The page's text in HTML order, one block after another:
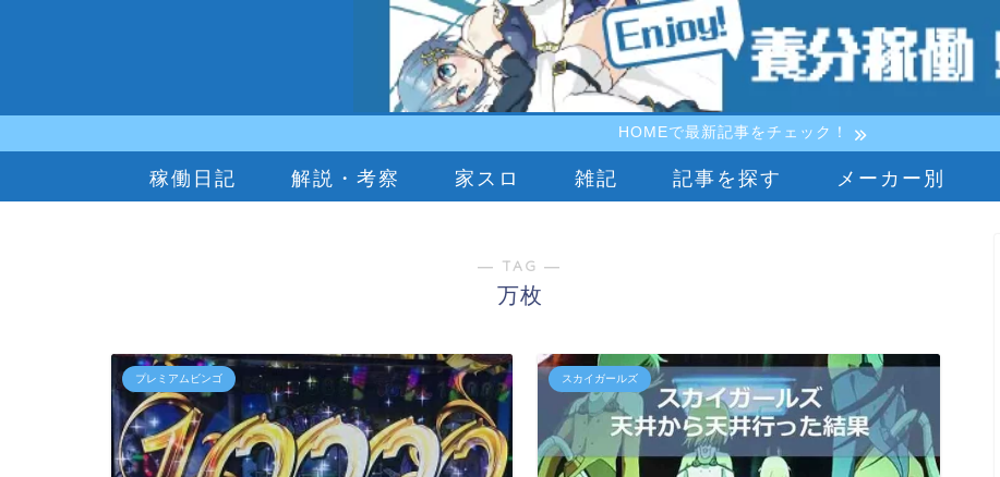
HOMEで最新記事をチェック！
稼働日記 解説・考察 家スロ 雑記 記事を探す メーカー別
― TAG ―
万枚
プレミアムビンゴ スカイガールズ